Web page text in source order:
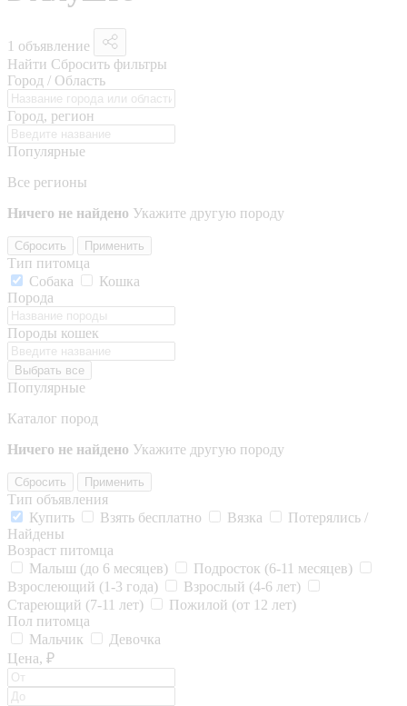
1 объявление
Найти Сбросить фильтры
Город / Область
Город, регион
Популярные
Все регионы
Ничего не найдено Укажите другую породу
Сбросить Применить
Тип питомца
Собака
Кошка
Порода
Породы кошек
Выбрать все
Популярные
Каталог пород
Ничего не найдено Укажите другую породу
Сбросить Применить
Тип объявления
Купить
Взять бесплатно Вязка
Потерялись /
Найдены
Возраст питомца
Малыш (до 6 месяцев)
Подросток (6-11 месяцев)
Взрослеющий (1-3 года)
Взрослый (4-6 лет)
Стареющий (7-11 лет)
Пожилой (от 12 лет)
Пол питомца
Мальчик
Девочка
Цена, ₽